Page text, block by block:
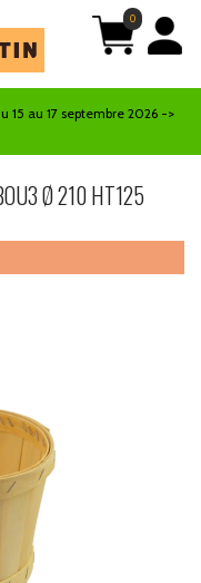
0
15 au 17 septembre 2026 ->
Ø 210 HT125